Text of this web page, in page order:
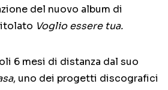
del nuovo album di
Voglio essere tua.
6 mesi di distanza dal suo
, uno dei progetti discografici